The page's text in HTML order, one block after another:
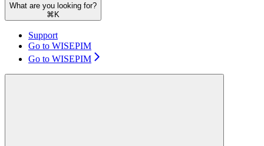
What are you looking for?
⌘ K
Support
Go to WISEPIM
Go to WISEPIM